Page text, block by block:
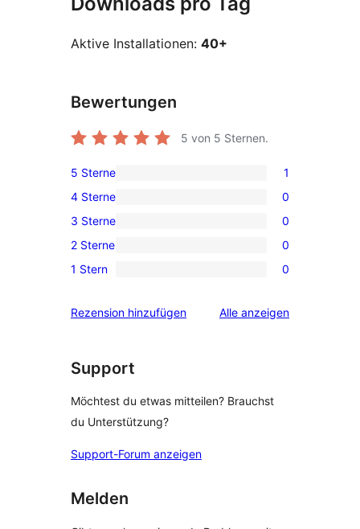
Aktive Installationen: 40+
Bewertungen
5 von 5 Sternen.
1 5-
Sterne-
Rezension
5 Sterne 1
0 4-
Sterne-
Rezensionen
4 Sterne 0
0 3-
Sterne-
Rezensionen
3 Sterne 0
0 2-
Sterne-
2 Sterne 0
0 1-
Rezensionen
1 Stern 0
Rezension hinzufügen Alle Rezensionen
anzeigen
Support
Möchtest du etwas mitteilen? Brauchst
du Unterstützung?
Support-Forum anzeigen
Melden